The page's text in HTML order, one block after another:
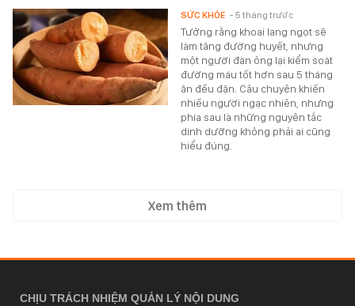
Tưởng rằng khoai lang ngọt sẽ
làm tăng đường huyết, nhưng
một người đàn ông lại kiểm soát
đường máu tốt hơn sau 5 tháng
ăn đều đặn. Câu chuyện khiến
nhiều người ngạc nhiên, nhưng
phía sau là những nguyên tắc
dinh dưỡng không phải ai cũng
hiểu đúng.
SỨC KHỎE - 5 tháng trước
Xem thêm
CHỊU TRÁCH NHIỆM QUẢN LÝ NỘI DUNG